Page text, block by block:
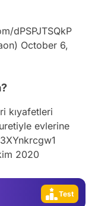
dPSPJTSQkP
October 6,
kıyafetleri
evlerine
2020
Gündem
Test